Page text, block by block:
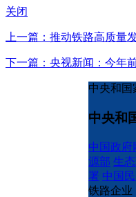
关闭
上一篇：推动铁路高质量
下一篇：央视新闻：今年
中央和国
中央和
中国政府
源部 生
署 中国
铁路企业